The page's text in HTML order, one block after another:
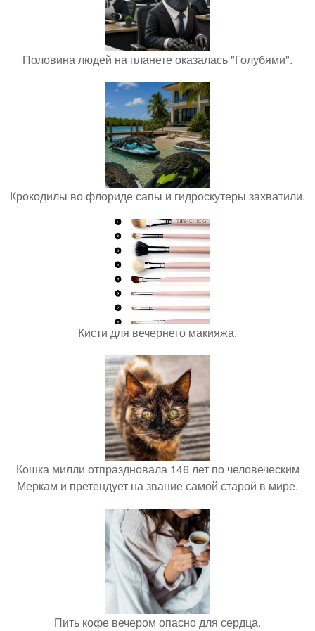
Половина людей на планете оказалась "Голубями".
Крокодилы во флориде сапы и гидроскутеры захватили.
Кисти для вечернего макияжа.
Кошка милли отпраздновала 146 лет по человеческим
Меркам и претендует на звание самой старой в мире.
Пить кофе вечером опасно для сердца.